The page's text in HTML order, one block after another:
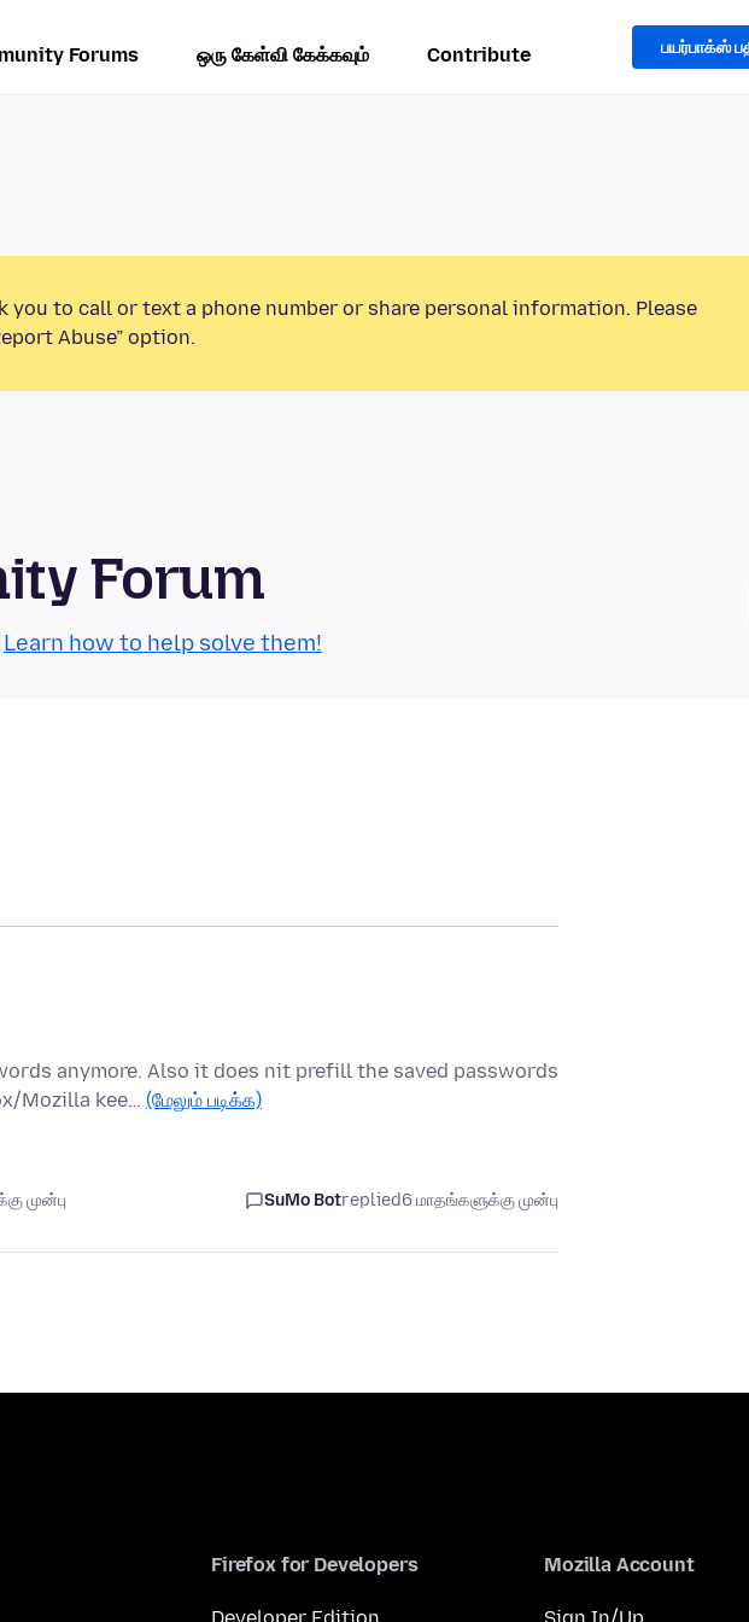
Forums ஒரு கேள்வி கேக்கவும் Contribute பயர்பாக்ஸ்
you to call or text a phone number or share personal information. Please
Abuse” option.
Forum
Learn how to help solve them!
anymore. Also it does nit prefill the saved passwords
Mozilla kee… (மேலும் படிக்க)
முன்பு SuMo Botreplied6 மாதங்களுக்கு முன்பு
Firefox for Developers Mozilla Account